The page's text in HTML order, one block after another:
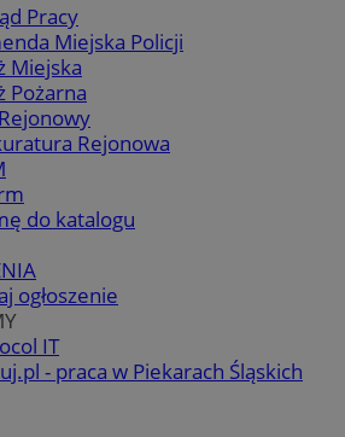
Pracy
Miejska Policji
Miejska
Pożarna
Rejonowa
do katalogu
ogłoszenie
IT
- praca w Piekarach Śląskich